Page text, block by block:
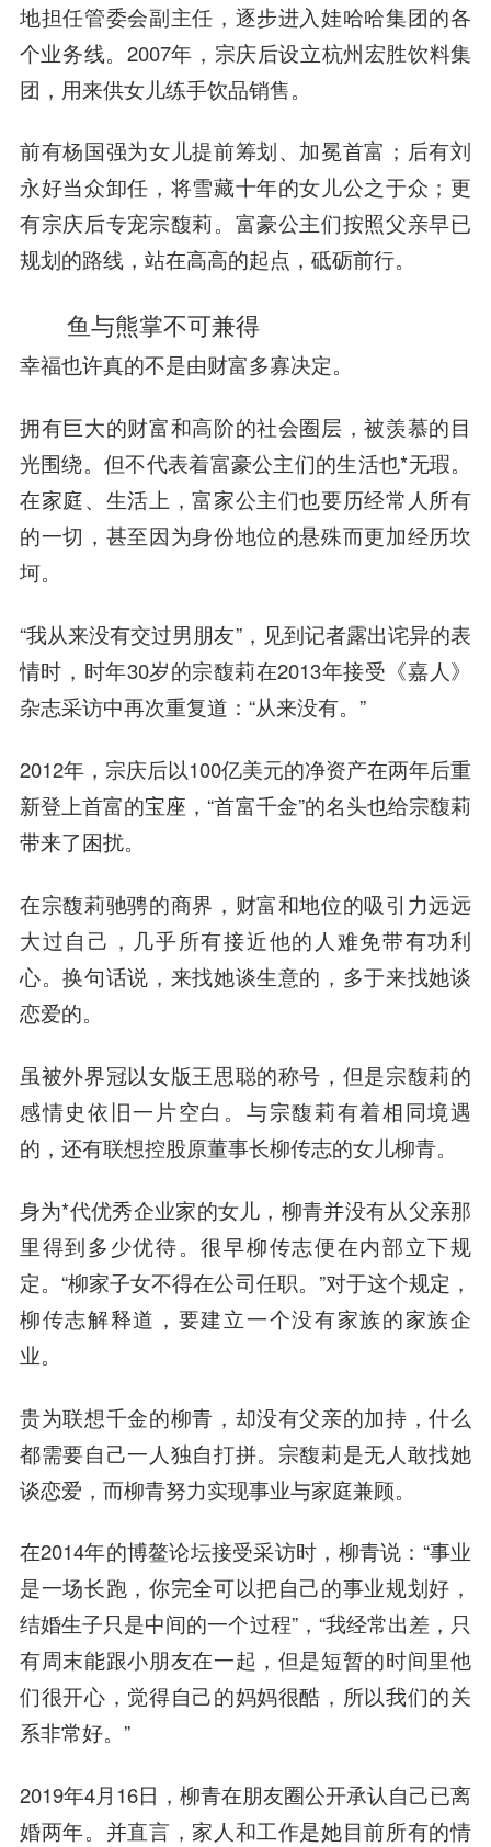
地担任管委会副主任，逐步进入娃哈哈集团的各
个业务线。2007年，宗庆后设立杭州宏胜饮料集
团，用来供女儿练手饮品销售。
前有杨国强为女儿提前筹划、加冕首富；后有刘
永好当众卸任，将雪藏十年的女儿公之于众；更
有宗庆后专宠宗馥莉。富豪公主们按照父亲早已
规划的路线，站在高高的起点，砥砺前行。
鱼与熊掌不可兼得
幸福也许真的不是由财富多寡决定。
拥有巨大的财富和高阶的社会圈层，被羡慕的目
光围绕。但不代表着富豪公主们的生活也*无瑕。
在家庭、生活上，富家公主们也要历经常人所有
的一切，甚至因为身份地位的悬殊而更加经历坎
坷。
“我从来没有交过男朋友”，见到记者露出诧异的表
情时，时年30岁的宗馥莉在2013年接受《嘉人》
杂志采访中再次重复道：“从来没有。”
2012年，宗庆后以100亿美元的净资产在两年后重
新登上首富的宝座，“首富千金”的名头也给宗馥莉
带来了困扰。
在宗馥莉驰骋的商界，财富和地位的吸引力远远
大过自己，几乎所有接近他的人难免带有功利
心。换句话说，来找她谈生意的，多于来找她谈
恋爱的。
虽被外界冠以女版王思聪的称号，但是宗馥莉的
感情史依旧一片空白。与宗馥莉有着相同境遇
的，还有联想控股原董事长柳传志的女儿柳青。
身为*代优秀企业家的女儿，柳青并没有从父亲那
里得到多少优待。很早柳传志便在内部立下规
定。“柳家子女不得在公司任职。”对于这个规定，
柳传志解释道，要建立一个没有家族的家族企
业。
贵为联想千金的柳青，却没有父亲的加持，什么
都需要自己一人独自打拼。宗馥莉是无人敢找她
谈恋爱，而柳青努力实现事业与家庭兼顾。
在2014年的博鳌论坛接受采访时，柳青说：“事业
是一场长跑，你完全可以把自己的事业规划好，
结婚生子只是中间的一个过程”，“我经常出差，只
有周末能跟小朋友在一起，但是短暂的时间里他
们很开心，觉得自己的妈妈很酷，所以我们的关
系非常好。”
2019年4月16日，柳青在朋友圈公开承认自己已离
婚两年。并直言，家人和工作是她目前所有的情